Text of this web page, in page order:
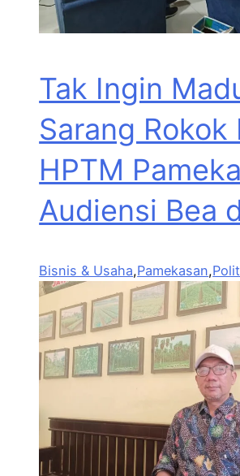
Tak Ingin
Sarang Rokok
HPTM
Audiensi Bea
Bisnis & Usaha,Pamekasan,